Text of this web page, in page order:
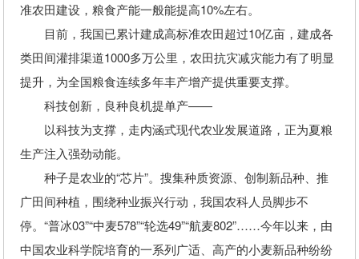
准农田建设，粮食产能一般能提高10%左右。
目前，我国已累计建成高标准农田超过10亿亩，建成各
类田间灌排渠道1000多万公里，农田抗灾减灾能力有了明显
提升，为全国粮食连续多年丰产增产提供重要支撑。
科技创新，良种良机提单产——
以科技为支撑，走内涵式现代农业发展道路，正为夏粮
生产注入强劲动能。
种子是农业的“芯片”。搜集种质资源、创制新品种、推
广田间种植，围绕种业振兴行动，我国农科人员脚步不
停。“普冰03”“中麦578”“轮选49”“航麦802”……今年以来，由
中国农业科学院培育的一系列广适、高产的小麦新品种纷纷